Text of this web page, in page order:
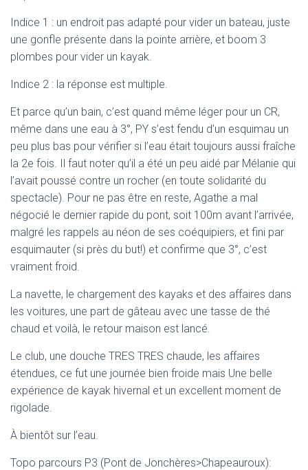
Indice 1 : un endroit pas adapté pour vider un bateau, juste
une gonfle présente dans la pointe arrière, et boom 3
plombes pour vider un kayak.
Indice 2 : la réponse est multiple.
Et parce qu’un bain, c’est quand même léger pour un CR,
même dans une eau à 3°, PY s’est fendu d’un esquimau un
peu plus bas pour vérifier si l’eau était toujours aussi fraîche
la 2e fois. Il faut noter qu’il a été un peu aidé par Mélanie qui
l’avait poussé contre un rocher (en toute solidarité du
spectacle). Pour ne pas être en reste, Agathe a mal
négocié le dernier rapide du pont, soit 100m avant l’arrivée,
malgré les rappels au néon de ses coéquipiers, et fini par
esquimauter (si près du but!) et confirme que 3°, c’est
vraiment froid.
La navette, le chargement des kayaks et des affaires dans
les voitures, une part de gâteau avec une tasse de thé
chaud et voilà, le retour maison est lancé.
Le club, une douche TRES TRES chaude, les affaires
étendues, ce fut une journée bien froide mais Une belle
expérience de kayak hivernal et un excellent moment de
rigolade.
À bientôt sur l’eau.
Topo parcours P3 (Pont de Jonchères>Chapeauroux):